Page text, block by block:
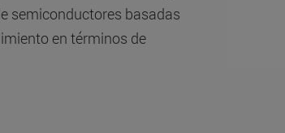
semiconductores basadas
en términos de